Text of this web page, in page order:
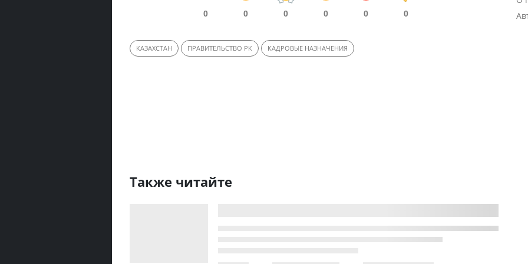
0 0 0 0 0 0
КАЗАХСТАН ПРАВИТЕЛЬСТВО РК КАДРОВЫЕ НАЗНАЧЕНИЯ
Также читайте